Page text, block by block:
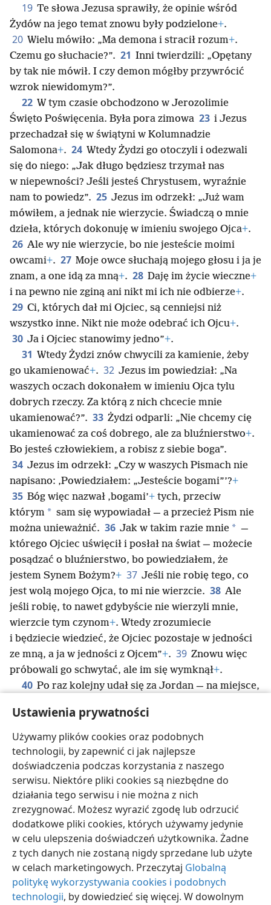
Ustawienia prywatności
Używamy plików cookies oraz podobnych
technologii, by zapewnić ci jak najlepsze
doświadczenia podczas korzystania z naszego
serwisu. Niektóre pliki cookies są niezbędne do
działania tego serwisu i nie można z nich
zrezygnować. Możesz wyrazić zgodę lub odrzucić
dodatkowe pliki cookies, których używamy jedynie
w celu ulepszenia doświadczeń użytkownika. Żadne
z tych danych nie zostaną nigdy sprzedane lub użyte
w celach marketingowych. Przeczytaj Globalną
politykę wykorzystywania cookies i podobnych
technologii, by dowiedzieć się więcej. W dowolnym
19 Te słowa Jezusa sprawiły, że opinie wśród
Żydów na jego temat znowu były podzielone+.
20 Wielu mówiło: „Ma demona i stracił rozum+.
Czemu go słuchacie?”. 21 Inni twierdzili: „Opętany
by tak nie mówił. I czy demon mógłby przywrócić
wzrok niewidomym?”.
22 W tym czasie obchodzono w Jerozolimie
Święto Poświęcenia. Była pora zimowa 23 i Jezus
przechadzał się w świątyni w Kolumnadzie
Salomona+. 24 Wtedy Żydzi go otoczyli i odezwali
się do niego: „Jak długo będziesz trzymał nas
w niepewności? Jeśli jesteś Chrystusem, wyraźnie
nam to powiedz”. 25 Jezus im odrzekł: „Już wam
mówiłem, a jednak nie wierzycie. Świadczą o mnie
dzieła, których dokonuję w imieniu swojego Ojca+.
26 Ale wy nie wierzycie, bo nie jesteście moimi
owcami+. 27 Moje owce słuchają mojego głosu i ja je
znam, a one idą za mną+. 28 Daję im życie wieczne+
i na pewno nie zginą ani nikt mi ich nie odbierze+.
29 Ci, których dał mi Ojciec, są cenniejsi niż
wszystko inne. Nikt nie może odebrać ich Ojcu+.
30 Ja i Ojciec stanowimy jedno”+.
31 Wtedy Żydzi znów chwycili za kamienie, żeby
go ukamienować+. 32 Jezus im powiedział: „Na
waszych oczach dokonałem w imieniu Ojca tylu
dobrych rzeczy. Za którą z nich chcecie mnie
ukamienować?”. 33 Żydzi odparli: „Nie chcemy cię
ukamienować za coś dobrego, ale za bluźnierstwo+.
Bo jesteś człowiekiem, a robisz z siebie boga”.
34 Jezus im odrzekł: „Czy w waszych Pismach nie
napisano: ‚Powiedziałem: „Jesteście bogami”’?+
35 Bóg więc nazwał ‚bogami’+ tych, przeciw
którym * sam się wypowiadał — a przecież Pism nie
można unieważnić. 36 Jak w takim razie mnie * —
którego Ojciec uświęcił i posłał na świat — możecie
posądzać o bluźnierstwo, bo powiedziałem, że
jestem Synem Bożym?+ 37 Jeśli nie robię tego, co
jest wolą mojego Ojca, to mi nie wierzcie. 38 Ale
jeśli robię, to nawet gdybyście nie wierzyli mnie,
wierzcie tym czynom+. Wtedy zrozumiecie
i będziecie wiedzieć, że Ojciec pozostaje w jedności
ze mną, a ja w jedności z Ojcem”+. 39 Znowu więc
próbowali go schwytać, ale im się wymknął+.
40 Po raz kolejny udał się za Jordan — na miejsce,
41 Przyszło do niego wiele ludzi. I mówili między
sobą: „Jan nie dokonał ani jednego cudu, ale
wszystko, co powiedział o tym człowieku, okazało
się prawdą”+. 42 I wielu tam w niego uwierzyło.
polski Udostępnij Ustawienia
Copyright © 2026 Watch Tower Bible and Tract Society of Pennsylvania
Warunki użytkowania Polityka prywatności
Ustawienia prywatności
JW.ORG
Zaloguj